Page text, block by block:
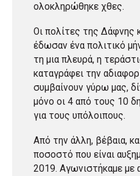
ολοκληρώθηκε χθες.
Οι πολίτες της Δάφνης
έδωσαν ένα πολιτικό
τη μια πλευρά, η
καταγράφει την
συμβαίνουν γύρω μας,
μόνο οι 4 από τους 10
για τους υπόλοιπους.
Από την άλλη, βέβαια,
ποσοστό που είναι
2019. Αγωνιστήκαμε με